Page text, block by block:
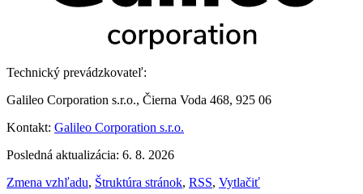
Technický prevádzkovateľ:
Galileo Corporation s.r.o., Čierna Voda 468, 925 06
Kontakt: Galileo Corporation s.r.o.
Posledná aktualizácia: 6. 8. 2026
Zmena vzhľadu, Štruktúra stránok, RSS, Vytlačiť